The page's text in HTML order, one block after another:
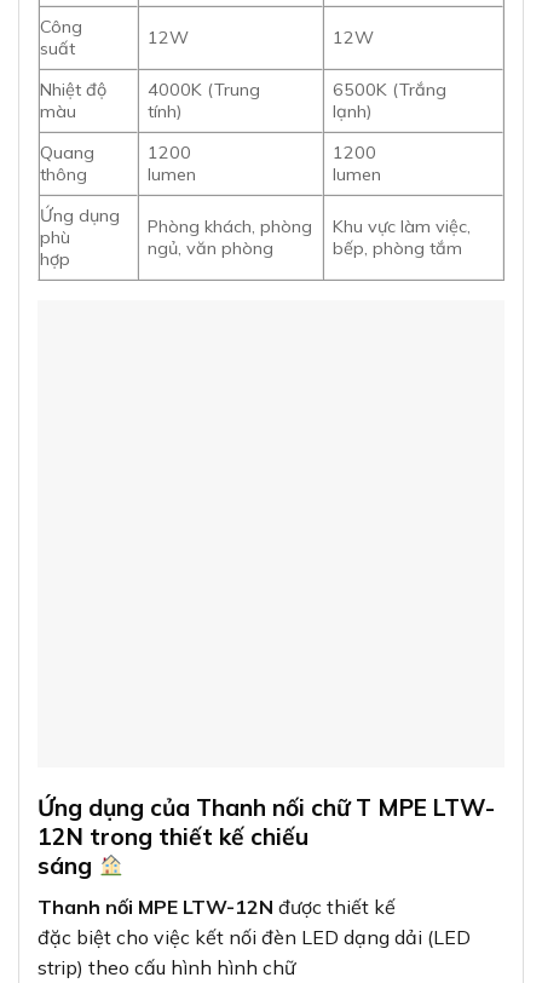
Công
suất
12W 12W
Nhiệt độ
màu
4000K (Trung
tính)
6500K (Trắng
lạnh)
Quang
thông
1200
lumen
1200
lumen
Ứng dụng
phù
hợp
Phòng khách, phòng
ngủ, văn phòng
Khu vực làm việc,
bếp, phòng tắm
Ứng dụng của Thanh nối chữ T MPE LTW-
12N trong thiết kế chiếu
sáng
Thanh nối MPE LTW-12N được thiết kế
đặc biệt cho việc kết nối đèn LED dạng dải (LED
strip) theo cấu hình hình chữ